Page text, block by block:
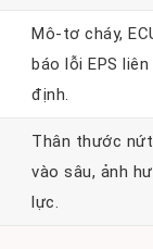
Mô-tơ cháy,
báo lỗi EPS
định.
Thân thước
vào sâu, ảnh
lực.